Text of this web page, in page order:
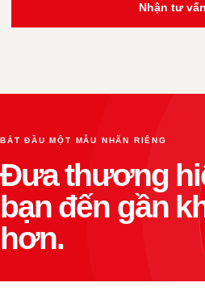
Nhận tư vấn
BẮT ĐẦU MỘT MẪU NHÃN RIÊNG
Đưa thương
bạn đến gần
hơn.